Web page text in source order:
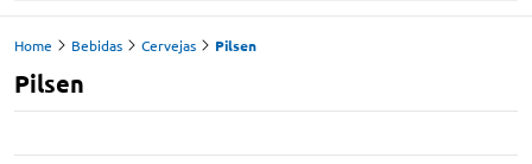
Home Bebidas Cervejas Pilsen
Pilsen